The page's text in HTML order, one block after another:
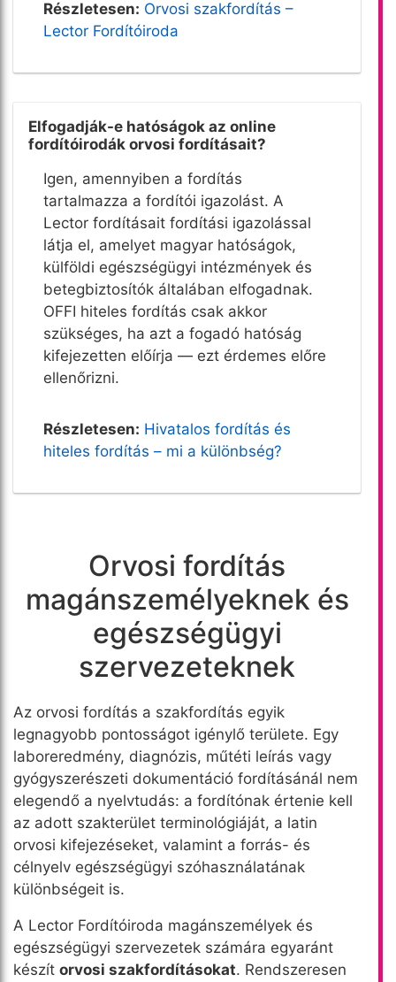
Részletesen: Orvosi szakfordítás –
Lector Fordítóiroda
Elfogadják-e hatóságok az online
fordítóirodák orvosi fordításait?
Igen, amennyiben a fordítás
tartalmazza a fordítói igazolást. A
Lector fordításait fordítási igazolással
látja el, amelyet magyar hatóságok,
külföldi egészségügyi intézmények és
betegbiztosítók általában elfogadnak.
OFFI hiteles fordítás csak akkor
szükséges, ha azt a fogadó hatóság
kifejezetten előírja — ezt érdemes előre
ellenőrizni.
Részletesen: Hivatalos fordítás és
hiteles fordítás – mi a különbség?
Orvosi fordítás
magánszemélyeknek és
egészségügyi
szervezeteknek
Az orvosi fordítás a szakfordítás egyik
legnagyobb pontosságot igénylő területe. Egy
laboreredmény, diagnózis, műtéti leírás vagy
gyógyszerészeti dokumentáció fordításánál nem
elegendő a nyelvtudás: a fordítónak értenie kell
az adott szakterület terminológiáját, a latin
orvosi kifejezéseket, valamint a forrás- és
célnyelv egészségügyi szóhasználatának
különbségeit is.
A Lector Fordítóiroda magánszemélyek és
egészségügyi szervezetek számára egyaránt
készít orvosi szakfordításokat. Rendszeresen